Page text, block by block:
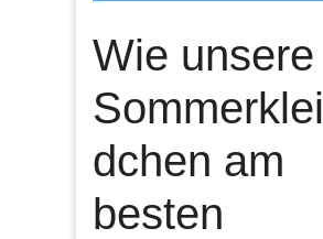
Wie unsere
Sommerklei
dchen am
besten